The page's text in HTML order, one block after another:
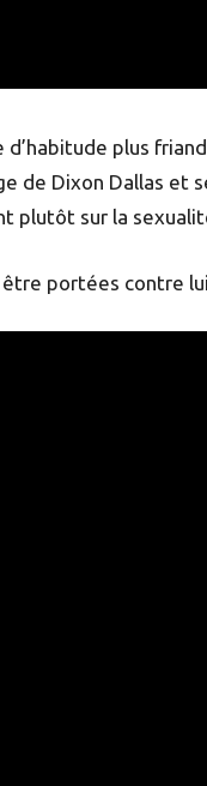
d’habitude plus
de Dixon Dallas et
plutôt sur la
être portées contre